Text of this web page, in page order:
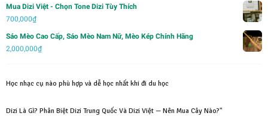
sao
là:
750,000₫.
Mua Dizi Việt - Chọn Tone Dizi Tùy Thích
700,000₫
Sáo Mèo Cao Cấp, Sáo Mèo Nam Nữ, Mèo Kép Chính Hãng
2,000,000₫
Học nhạc cụ nào phù hợp và dễ học nhất khi đi du học
Dizi Là Gì? Phân Biệt Dizi Trung Quốc Và Dizi Việt — Nên Mua Cây Nào?"